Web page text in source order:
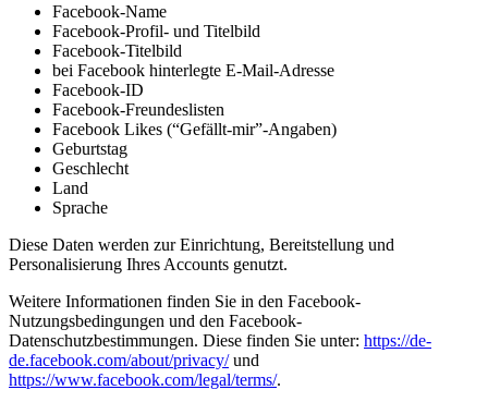
Facebook-Name
Facebook-Profil- und Titelbild
Facebook-Titelbild
bei Facebook hinterlegte E-Mail-Adresse
Facebook-ID
Facebook-Freundeslisten
Facebook Likes (“Gefällt-mir”-Angaben)
Geburtstag
Geschlecht
Land
Sprache
Diese Daten werden zur Einrichtung, Bereitstellung und
Personalisierung Ihres Accounts genutzt.
Weitere Informationen finden Sie in den Facebook-
Nutzungsbedingungen und den Facebook-
Datenschutzbestimmungen. Diese finden Sie unter: https://de-
de.facebook.com/about/privacy/und
https://www.facebook.com/legal/terms/.